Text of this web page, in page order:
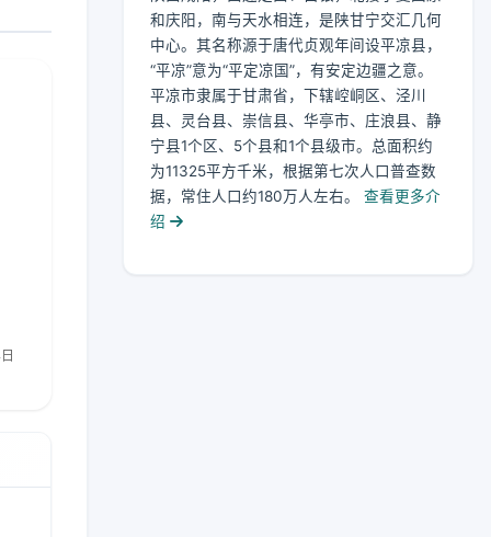
和庆阳，南与天水相连，是陕甘宁交汇几何
中心。其名称源于唐代贞观年间设平凉县，
“平凉”意为“平定凉国”，有安定边疆之意。
平凉市隶属于甘肃省，下辖崆峒区、泾川
县、灵台县、崇信县、华亭市、庄浪县、静
宁县1个区、5个县和1个县级市。总面积约
为11325平方千米，根据第七次人口普查数
据，常住人口约180万人左右。
查看更多介
绍